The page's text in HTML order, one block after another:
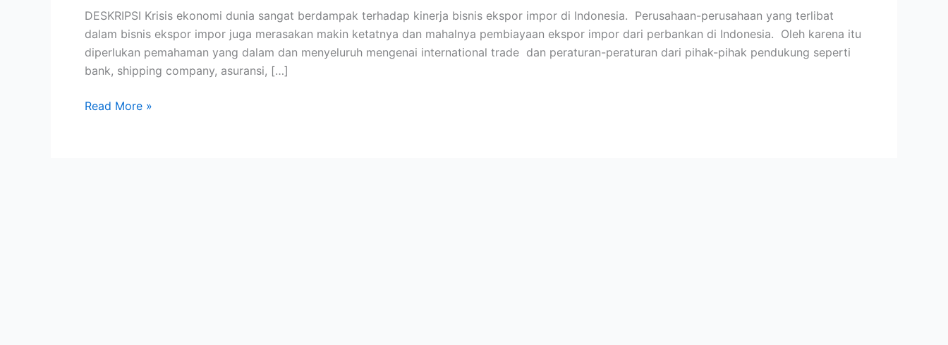
DESKRIPSI Krisis ekonomi dunia sangat berdampak terhadap kinerja bisnis ekspor impor di Indonesia. Perusahaan-perusahaan yang terlibat
dalam bisnis ekspor impor juga merasakan makin ketatnya dan mahalnya pembiayaan ekspor impor dari perbankan di Indonesia. Oleh karena itu
diperlukan pemahaman yang dalam dan menyeluruh mengenai international trade dan peraturan-peraturan dari pihak-pihak pendukung seperti
bank, shipping company, asuransi, […]
and
International
Trade
Read More »